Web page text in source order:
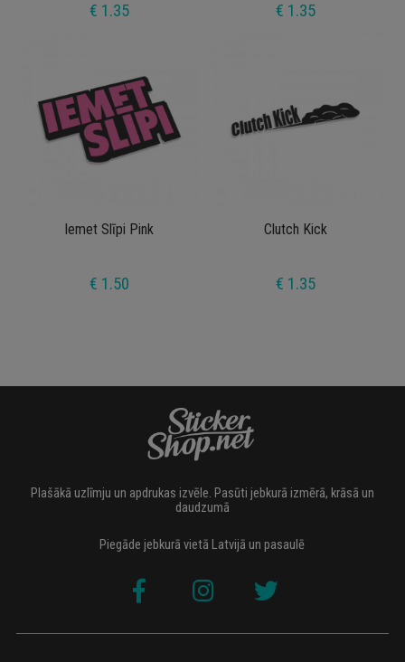
€ 1.35 € 1.35
Iemet Slīpi Pink
€ 1.50
Clutch Kick
€ 1.35
Plašākā uzlīmju un apdrukas izvēle. Pasūti jebkurā izmērā, krāsā un
daudzumā
Piegāde jebkurā vietā Latvijā un pasaulē